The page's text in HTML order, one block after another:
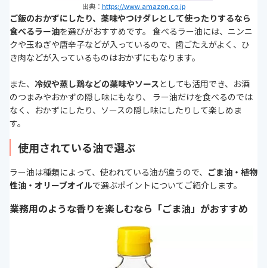
出典： https://www.amazon.co.jp
ご飯のおかずにしたり、薬味やつけダレとして使ったりするなら
食べるラー油を選びがおすすめです。 食べるラー油には、ニンニ
クや玉ねぎや唐辛子などが入っているので、歯ごたえがよく、ひ
き肉などが入っているものはおかずにもなります。
また、 冷奴や蒸し鶏などの薬味やソースとしても活用でき、お酒
のつまみやおかずの隠し味にもなり、 ラー油だけを食べるのでは
なく、おかずにしたり、ソースの隠し味にしたりして楽しめま
す。
使用されている油で選ぶ
ラー油は種類によって、使われている油が違うので、 ごま油・植物
性油・オリーブオイルで選ぶポイントについてご紹介します。
業務用のような香りを楽しむなら「ごま油」がおすすめ